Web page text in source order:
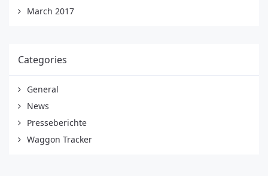
March 2017
Categories
General
News
Presseberichte
Waggon Tracker